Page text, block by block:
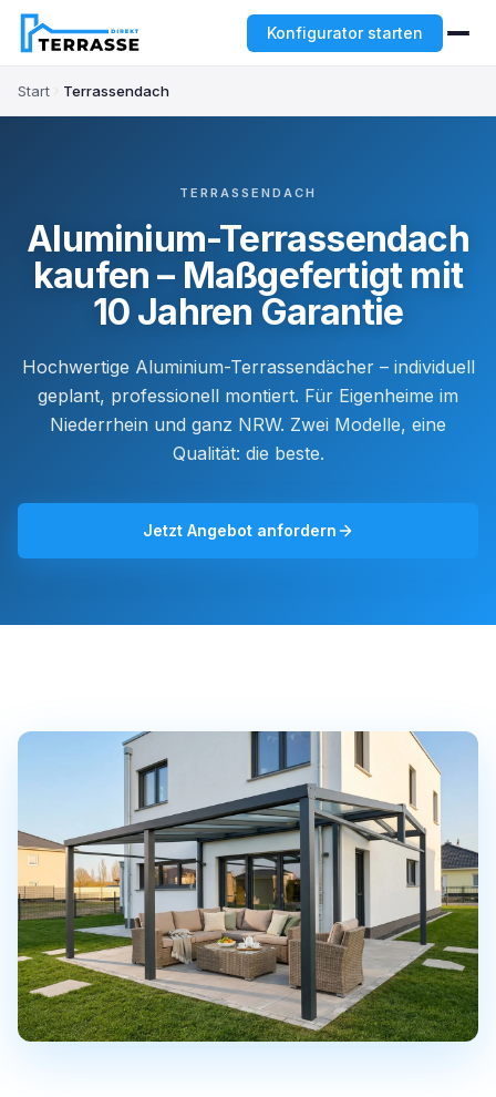
Konfigurator starten
Start Terrassendach
TERRASSENDACH
Aluminium-Terrassendach
kaufen – Maßgefertigt mit
10 Jahren Garantie
Hochwertige Aluminium-Terrassendächer – individuell
geplant, professionell montiert. Für Eigenheime im
Niederrhein und ganz NRW. Zwei Modelle, eine
Qualität: die beste.
Jetzt Angebot anfordern